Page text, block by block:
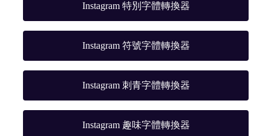
Instagram 特別字體轉換器
Instagram 符號字體轉換器
Instagram 刺青字體轉換器
Instagram 趣味字體轉換器